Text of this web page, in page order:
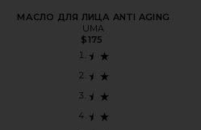
МАСЛО ДЛЯ ЛИЦА ANTI AGING
UMA
$175